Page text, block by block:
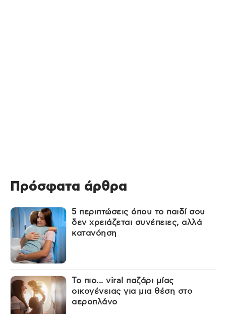
Πρόσφατα άρθρα
5 περιπτώσεις όπου το παιδί σου
δεν χρειάζεται συνέπειες, αλλά
κατανόηση
Το πιο... viral παζάρι μίας
οικογένειας για μια θέση στο
αεροπλάνο